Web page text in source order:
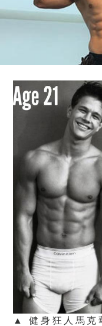
▲ 健身狂人馬克